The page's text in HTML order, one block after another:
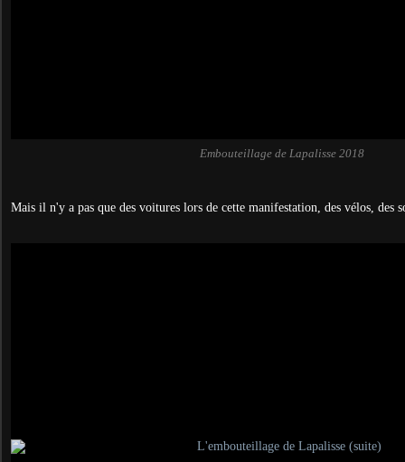
Embouteillage de Lapalisse 2018
Mais il n'y a pas que des voitures lors de cette manifestation, des vélos, des